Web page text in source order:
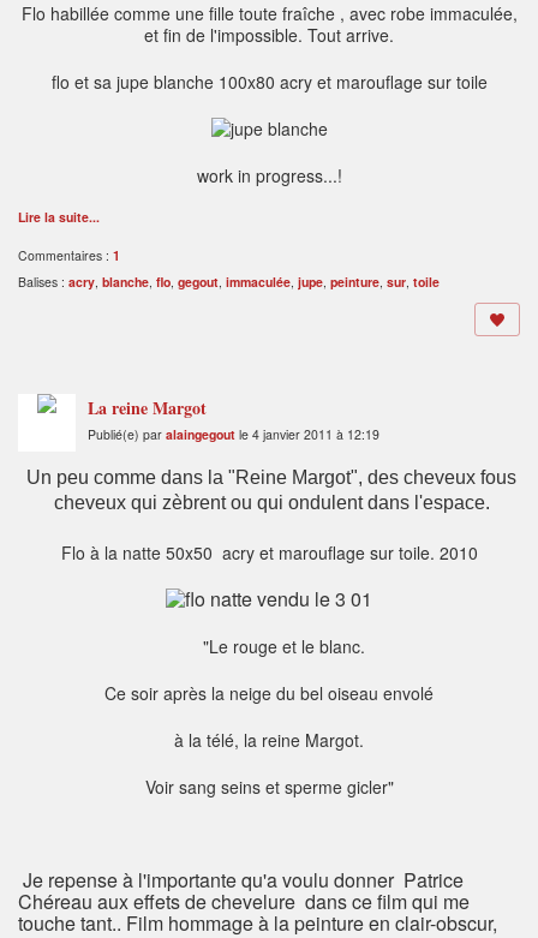
Flo habillée comme une fille toute fraîche , avec robe immaculée,
et fin de l'impossible. Tout arrive.
flo et sa jupe blanche 100x80 acry et marouflage sur toile
work in progress...!
Lire la suite...
Commentaires : 1
Balises : acry, blanche, flo, gegout, immaculée, jupe, peinture, sur, toile
La reine Margot
Publié(e) par alaingegout le 4 janvier 2011 à 12:19
Un peu comme dans la "Reine Margot", des cheveux fous
cheveux qui zèbrent ou qui ondulent dans l'espace.
Flo à la natte 50x50 acry et marouflage sur toile. 2010
"Le rouge et le blanc.
Ce soir après la neige du bel oiseau envolé
à la télé, la reine Margot.
Voir sang seins et sperme gicler"
Je repense à l'importante qu'a voulu donner Patrice
Chéreau aux effets de chevelure dans ce film qui me
touche tant.. Film hommage à la peinture en clair-obscur,